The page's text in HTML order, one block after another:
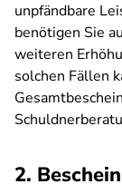
unpfändbare
benötigen Sie
weiteren
solchen Fällen
2.